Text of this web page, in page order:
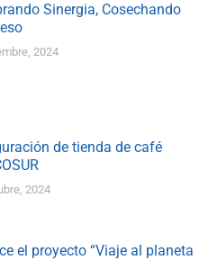
Sinergia, Cosechando
2024
de tienda de café
2024
el proyecto “Viaje al planeta